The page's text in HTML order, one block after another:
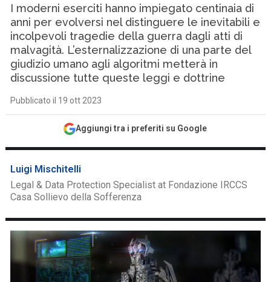
I moderni eserciti hanno impiegato centinaia di
anni per evolversi nel distinguere le inevitabili e
incolpevoli tragedie della guerra dagli atti di
malvagità. L’esternalizzazione di una parte del
giudizio umano agli algoritmi metterà in
discussione tutte queste leggi e dottrine
Pubblicato il 19 ott 2023
Aggiungi tra i preferiti su Google
Luigi Mischitelli
Legal & Data Protection Specialist at Fondazione IRCCS
Casa Sollievo della Sofferenza